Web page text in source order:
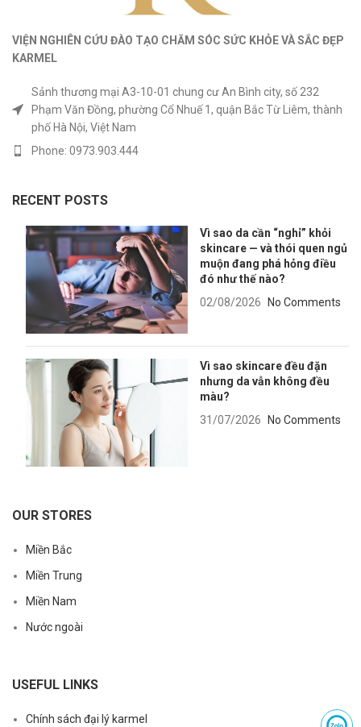
VIỆN NGHIÊN CỨU ĐÀO TẠO CHĂM SÓC SỨC KHỎEVÀSẮC ĐẸP
KARMEL
Sảnh thương mại A3-10-01 chung cư An Bình city, số 232
Phạm Văn Đồng, phường Cổ Nhuế 1, quận Bắc Từ Liêm, thành
phố Hà Nội, Việt Nam
Phone: 0973.903.444
RECENT POSTS
Vì sao da cần “nghỉ” khỏi
skincare — và thói quen ngủ
muộn đang phá hỏng điều
đó như thế nào?
02/08/2026
No Comments
Vì sao skincare đều đặn
nhưng da vẫn không đều
màu?
31/07/2026
No Comments
OUR STORES
Miền Bắc
Miền Trung
Miền Nam
Nước ngoài
USEFUL LINKS
Chính sách đại lý karmel